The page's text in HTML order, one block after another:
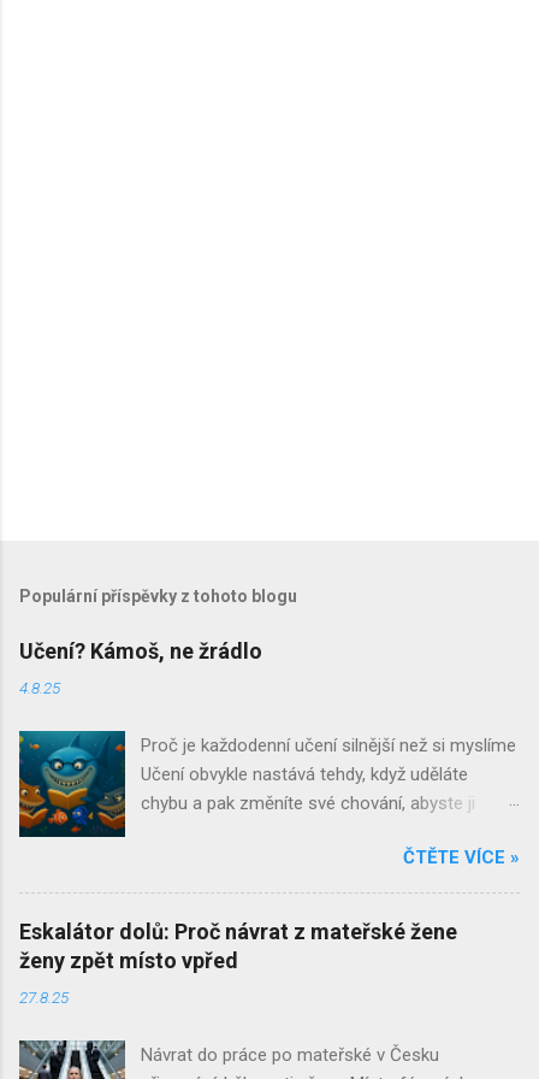
Populární příspěvky z tohoto blogu
Učení? Kámoš, ne žrádlo
4.8.25
Proč je každodenní učení silnější než si myslíme
Učení obvykle nastává tehdy, když uděláte
chybu a pak změníte své chování, abyste ji
při jejich vyslovení ostatní spojují s čímsi
strukturovaným, oficiálním a až znepokojivě
systematickým. Jsou to povětšinou místa
našeho dětství. Školní lavice, tabule a křída,
přezdívky učitelů a bohužel často ještě stále
skončí učení ve chvíli, kdy si naposledy nasadí
ČTĚTE VÍCE »
Eskalátor dolů: Proč návrat z mateřské žene
ženy zpět místo vpřed
27.8.25
Návrat do práce po mateřské v Česku